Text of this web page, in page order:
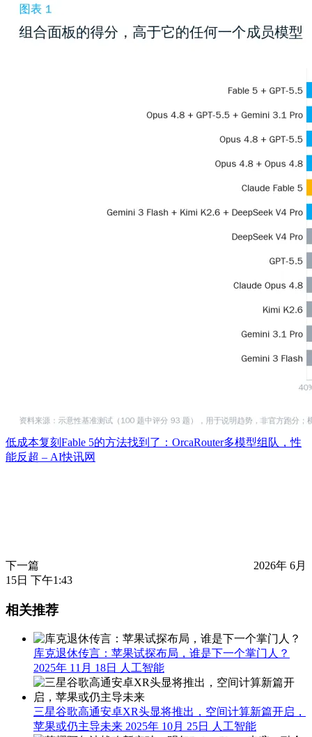
低成本复刻Fable 5的方法找到了：OrcaRouter多模型组队，性
能反超 – AI快讯网
下一篇
2026年 6月
15日 下午1:43
相关推荐
库克退休传言：苹果试探布局，谁是下一个掌门人？
2025年 11月 18日
人工智能
三星谷歌高通安卓XR头显将推出，空间计算新篇开启，
苹果或仍主导未来 2025年 10月 25日 人工智能